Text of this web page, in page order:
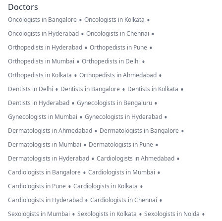
Doctors
Oncologists in Bangalore • Oncologists in Kolkata •
Oncologists in Hyderabad • Oncologists in Chennai •
Orthopedists in Hyderabad • Orthopedists in Pune •
Orthopedists in Mumbai • Orthopedists in Delhi •
Orthopedists in Kolkata • Orthopedists in Ahmedabad •
Dentists in Delhi • Dentists in Bangalore • Dentists in Kolkata •
Dentists in Hyderabad • Gynecologists in Bengaluru •
Gynecologists in Mumbai • Gynecologists in Hyderabad •
Dermatologists in Ahmedabad • Dermatologists in Bangalore •
Dermatologists in Mumbai • Dermatologists in Pune •
Dermatologists in Hyderabad • Cardiologists in Ahmedabad •
Cardiologists in Bangalore • Cardiologists in Mumbai •
Cardiologists in Pune • Cardiologists in Kolkata •
Cardiologists in Hyderabad • Cardiologists in Chennai •
Sexologists in Mumbai • Sexologists in Kolkata • Sexologists in Noida •